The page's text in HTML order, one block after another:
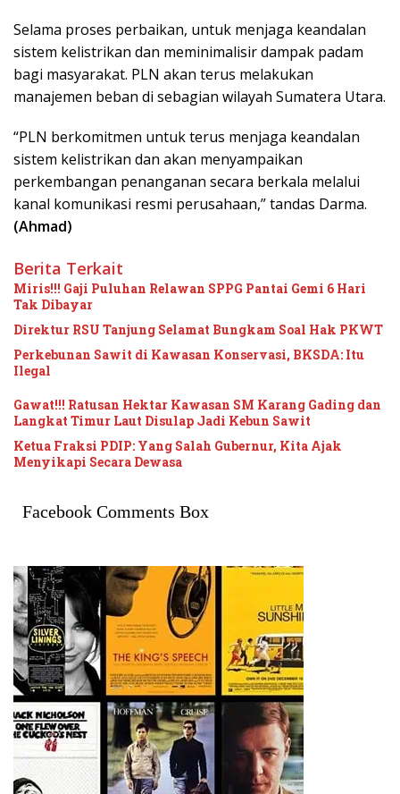
Selama proses perbaikan, untuk menjaga keandalan
sistem kelistrikan dan meminimalisir dampak padam
bagi masyarakat. PLN akan terus melakukan
manajemen beban di sebagian wilayah Sumatera Utara.
“PLN berkomitmen untuk terus menjaga keandalan
sistem kelistrikan dan akan menyampaikan
perkembangan penanganan secara berkala melalui
kanal komunikasi resmi perusahaan,” tandas Darma.
(Ahmad)
Berita Terkait
Miris!!! Gaji Puluhan Relawan SPPG Pantai Gemi 6 Hari
Tak Dibayar
Direktur RSU Tanjung Selamat Bungkam Soal Hak PKWT
Perkebunan Sawit di Kawasan Konservasi, BKSDA: Itu
Ilegal
Gawat!!! Ratusan Hektar Kawasan SM Karang Gading dan
Langkat Timur Laut Disulap Jadi Kebun Sawit
Ketua Fraksi PDIP: Yang Salah Gubernur, Kita Ajak
Menyikapi Secara Dewasa
Facebook Comments Box